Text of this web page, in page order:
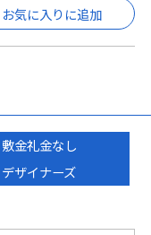
お気に入りに追加
敷金礼金なし
デザイナーズ